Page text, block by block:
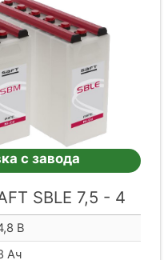
с завода
SBLE 7,5 - 4
В
Ач